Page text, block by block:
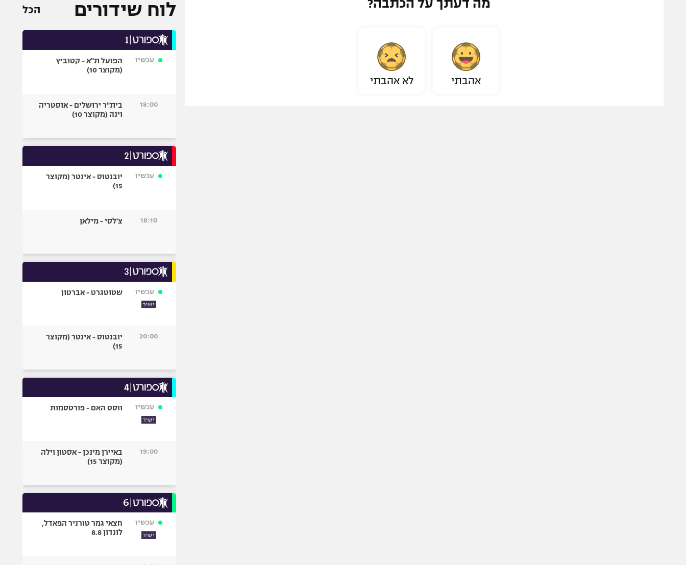
מה דעתך על הכתבה?
אהבתי לא אהבתי
לוח שידורים הכל
עכשיו
הפועל ת"א - קטוביץ
(מקוצר 10)
18:00
בית"ר ירושלים - אוסטריה
וינה (מקוצר 10)
עכשיו
יובנטוס - אינטר (מקוצר
15)
18:10 צ'לסי - מילאן
עכשיו
ישיר
שטוטגרט - אברטון
20:00
יובנטוס - אינטר (מקוצר
15)
עכשיו
ישיר
ווסט האם - פורטסמות
19:00
באיירן מינכן - אסטון וילה
(מקוצר 15)
עכשיו
ישיר
חצאי גמר טורניר הפאדל,
לונדון 8.8